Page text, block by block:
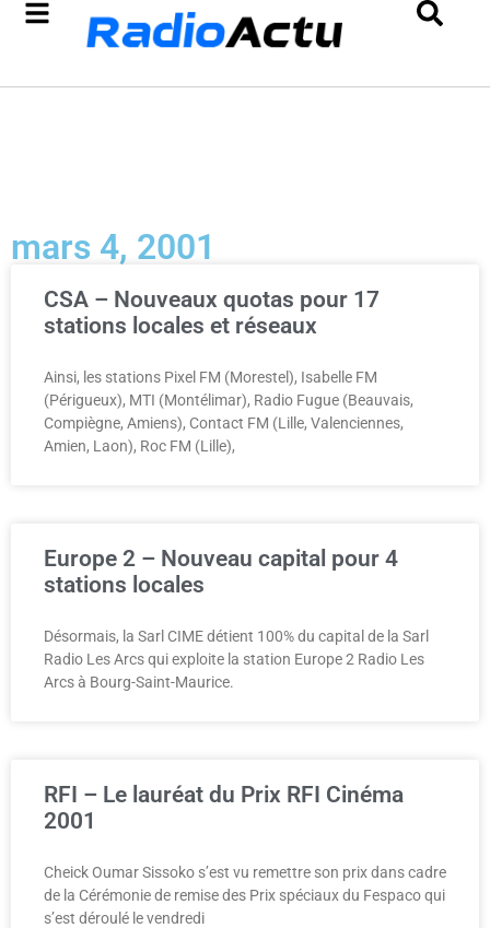
mars 4, 2001
CSA – Nouveaux quotas pour 17
stations locales et réseaux
Ainsi, les stations Pixel FM (Morestel), Isabelle FM
(Périgueux), MTI (Montélimar), Radio Fugue (Beauvais,
Compiègne, Amiens), Contact FM (Lille, Valenciennes,
Amien, Laon), Roc FM (Lille),
Europe 2 – Nouveau capital pour 4
stations locales
Désormais, la Sarl CIME détient 100% du capital de la Sarl
Radio Les Arcs qui exploite la station Europe 2 Radio Les
Arcs à Bourg-Saint-Maurice.
RFI – Le lauréat du Prix RFI Cinéma
2001
Cheick Oumar Sissoko s’est vu remettre son prix dans cadre
de la Cérémonie de remise des Prix spéciaux du Fespaco qui
s’est déroulé le vendredi